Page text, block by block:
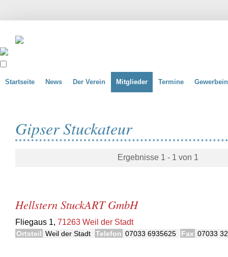
Startseite News Der Verein Mitglieder Termine
Gipser Stuckateur
Ergebnisse 1 - 1 von 1
Hellstern StuckART GmbH
Fliegaus 1, 71263 Weil der Stadt
Ortsteil Weil der Stadt Telefon 07033 6935625 Fax 07033